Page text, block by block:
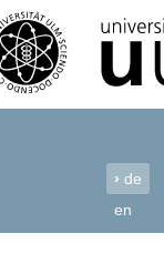
› de
en